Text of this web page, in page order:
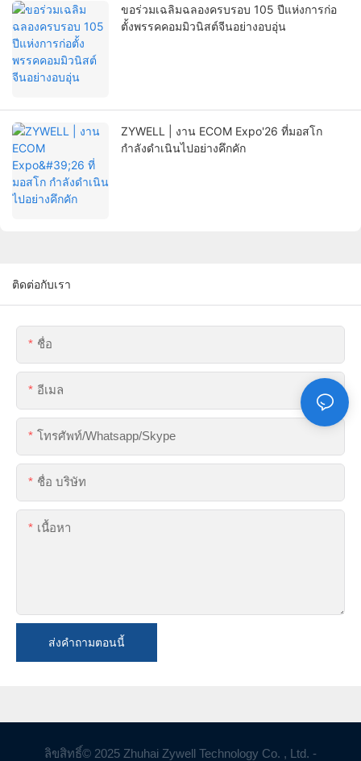
ขอร่วมเฉลิมฉลองครบรอบ 105 ปีแห่งการก่อ
ตั้งพรรคคอมมิวนิสต์จีนอย่างอบอุ่น
ZYWELL | งาน ECOM Expo'26 ที่มอสโก
กำลังดำเนินไปอย่างคึกคัก
ติดต่อกับเรา
ชื่อ
อีเมล
โทรศัพท์/whatsapp/skype
ชื่อ บริษัท
เนื้อหา
ส่งคำถามตอนนี้
ลิขสิทธิ์© 2025 Zhuhai Zywell Technology Co. , Ltd. -